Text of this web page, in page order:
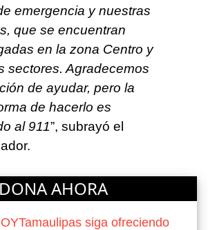
emergencia y nuestras
que se encuentran
en la zona Centro y
sectores. Agradecemos
de ayudar, pero la
de hacerlo es
al 911”, subrayó el
DONA AHORA
siga ofreciendo